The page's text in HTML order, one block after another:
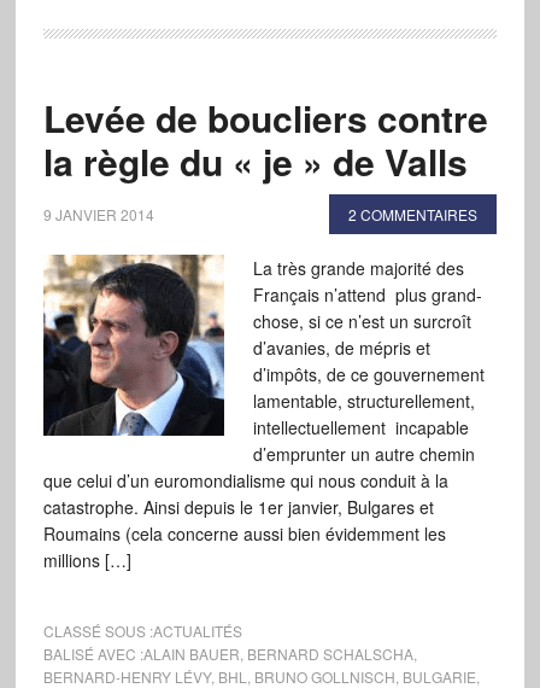
Levée de boucliers contre
la règle du « je » de Valls
9 JANVIER 2014 2 COMMENTAIRES
La très grande majorité des
Français n’attend plus grand-
chose, si ce n’est un surcroît
d’avanies, de mépris et
d’impôts, de ce gouvernement
lamentable, structurellement,
intellectuellement incapable
d’emprunter un autre chemin
que celui d’un euromondialisme qui nous conduit à la
catastrophe. Ainsi depuis le 1er janvier, Bulgares et
Roumains (cela concerne aussi bien évidemment les
millions […]
CLASSÉ SOUS :ACTUALITÉS
BALISÉ AVEC :ALAIN BAUER BERNARD SCHALSCHA,
BERNARD-HENRY LÉVY, BHL BRUNO GOLLNISCH BULGARIE